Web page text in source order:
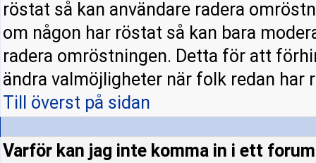
röstat så kan användare radera
om någon har röstat så kan bara
radera omröstningen. Detta för att
ändra valmöjligheter när folk redan har
Till överst på sidan
Varför kan jag inte komma in i ett